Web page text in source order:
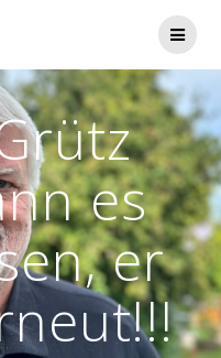
es
er